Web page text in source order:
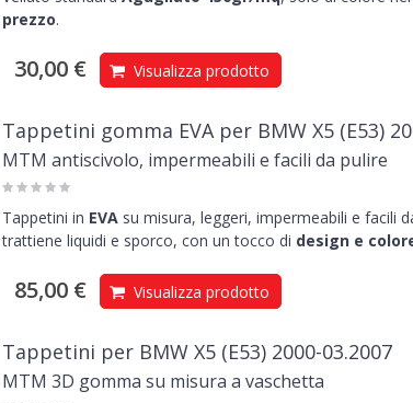
prezzo.
30,00 € Visualizza prodotto
Tappetini gomma EVA per BMW X5 (E53)
MTM antiscivolo, impermeabili e facili da pulire
Tappetini in EVAsu misura, leggeri, impermeabili e facili
trattiene liquidi e sporco, con un tocco di design e
85,00 € Visualizza prodotto
Tappetini per BMW X5 (E53) 2000-03.2007
MTM 3D gomma su misura a vaschetta